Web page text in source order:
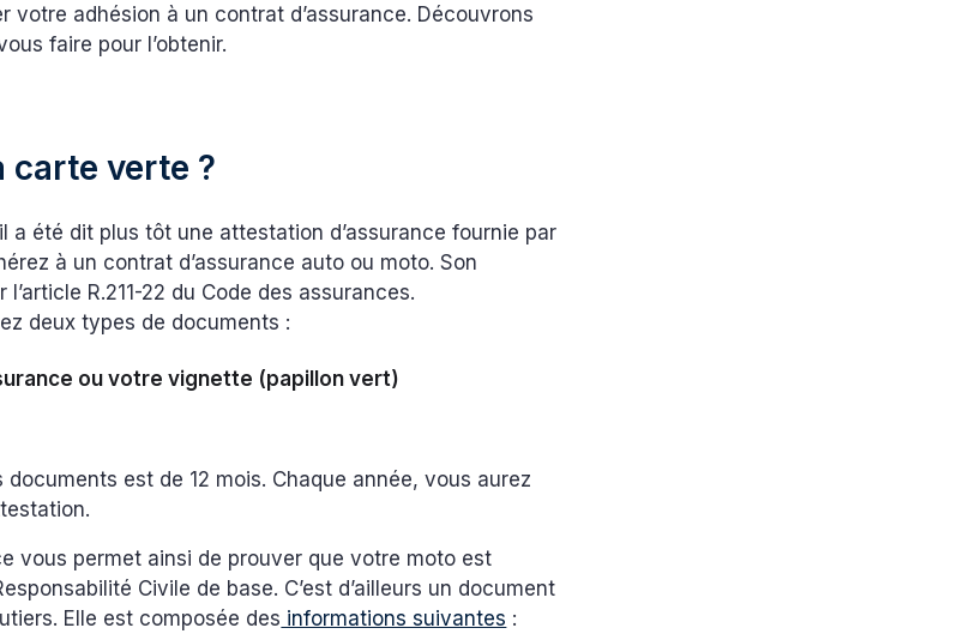
votre adhésion à un contrat d’assurance. Découvrons
faire pour l’obtenir.
carte verte ?
a été dit plus tôt une attestation d’assurance fournie par
à un contrat d’assurance auto ou moto. Son
R.211-22 du Code des assurances.
deux types de documents :
ou votre vignette (papillon vert)
est de 12 mois. Chaque année, vous aurez
vous permet ainsi de prouver que votre moto est
Civile de base. C’est d’ailleurs un document
Elle est composée des informations suivantes :